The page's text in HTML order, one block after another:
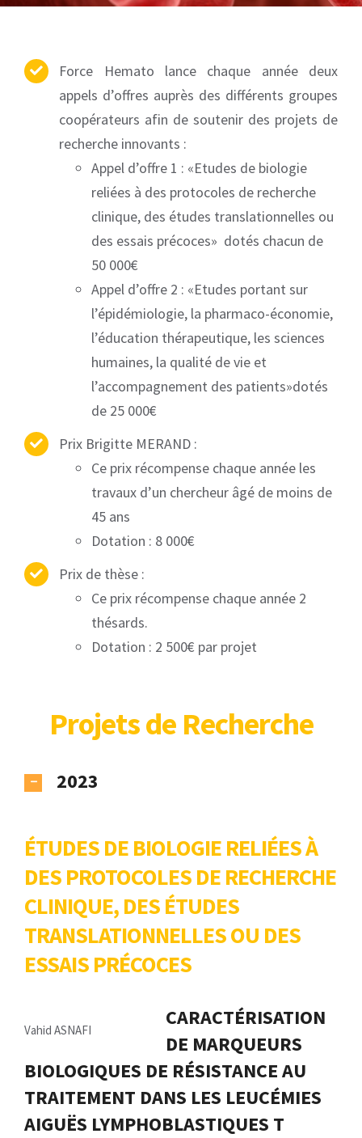
Force Hemato lance chaque année deux
appels d’offres auprès des différents groupes
coopérateurs afin de soutenir des projets de
recherche innovants :
Appel d’offre 1 : «Etudes de biologie
reliées à des protocoles de recherche
clinique, des études translationnelles ou
des essais précoces» dotés chacun de
50 000€
Appel d’offre 2 : «Etudes portant sur
l’épidémiologie, la pharmaco-économie,
l’éducation thérapeutique, les sciences
humaines, la qualité de vie et
l’accompagnement des patients»dotés
de 25 000€
Prix Brigitte MERAND :
Ce prix récompense chaque année les
travaux d’un chercheur âgé de moins de
45 ans
Dotation : 8 000€
Prix de thèse :
Ce prix récompense chaque année 2
thésards.
Dotation : 2 500€ par projet
Projetsde Recherche​
2023
ÉTUDES DE BIOLOGIE RELIÉES À
DES PROTOCOLES DE RECHERCHE
CLINIQUE, DES ÉTUDES
TRANSLATIONNELLES OU DES
ESSAIS PRÉCOCES
Vahid ASNAFI
CARACTÉRISATION
DE MARQUEURS
BIOLOGIQUES DE RÉSISTANCE AU
TRAITEMENT DANS LES LEUCÉMIES
AIGUËS LYMPHOBLASTIQUES T